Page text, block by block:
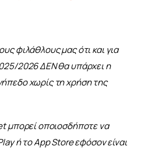
φιλάθλους μας ότι και για
2026 ΔΕΝ θα υπάρχει η
χωρίς τη χρήση της
μπορεί οποιοσδήποτε να
ή το App Store εφόσον είναι